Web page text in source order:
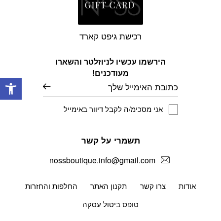
הירשמו עכשיו לניוזלטר והשארו
מעודכנים!
אני מסכימ/ה לקבל דיוור באימייל
אודות צרו קשר תקנון האתר
החלפות והחזרות
טופס ביטול עסקה
תשמרי על קשר
nossboutique.info@gmail.com
רכישת גיפט קארד